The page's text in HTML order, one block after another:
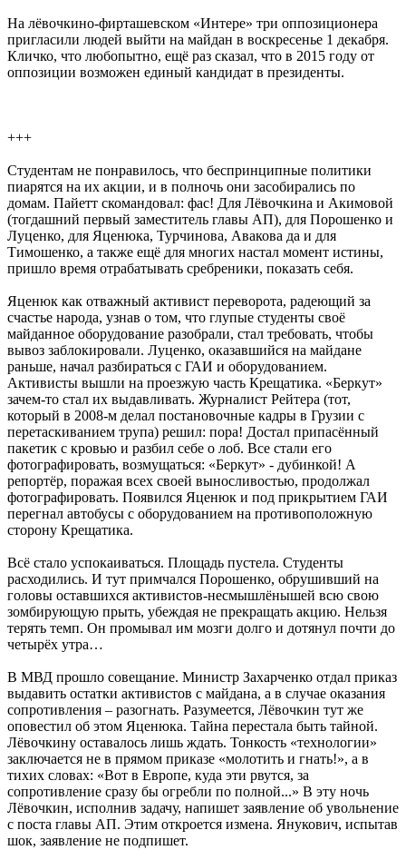
На лёвочкино-фирташевском «Интере» три оппозиционера
пригласили людей выйти на майдан в воскресенье 1 декабря.
Кличко, что любопытно, ещё раз сказал, что в 2015 году от
оппозиции возможен единый кандидат в президенты.
+++
Студентам не понравилось, что беспринципные политики
пиарятся на их акции, и в полночь они засобирались по
домам. Пайетт скомандовал: фас! Для Лёвочкина и Акимовой
(тогдашний первый заместитель главы АП), для Порошенко и
Луценко, для Яценюка, Турчинова, Авакова да и для
Тимошенко, а также ещё для многих настал момент истины,
пришло время отрабатывать сребреники, показать себя.
Яценюк как отважный активист переворота, радеющий за
счастье народа, узнав о том, что глупые студенты своё
майданное оборудование разобрали, стал требовать, чтобы
вывоз заблокировали. Луценко, оказавшийся на майдане
раньше, начал разбираться с ГАИ и оборудованием.
Активисты вышли на проезжую часть Крещатика. «Беркут»
зачем-то стал их выдавливать. Журналист Рейтера (тот,
который в 2008-м делал постановочные кадры в Грузии с
перетаскиванием трупа) решил: пора! Достал припасённый
пакетик с кровью и разбил себе о лоб. Все стали его
фотографировать, возмущаться: «Беркут» - дубинкой! А
репортёр, поражая всех своей выносливостью, продолжал
фотографировать. Появился Яценюк и под прикрытием ГАИ
перегнал автобусы с оборудованием на противоположную
сторону Крещатика.
Всё стало успокаиваться. Площадь пустела. Студенты
расходились. И тут примчался Порошенко, обрушивший на
головы оставшихся активистов-несмышлёнышей всю свою
зомбирующую прыть, убеждая не прекращать акцию. Нельзя
терять темп. Он промывал им мозги долго и дотянул почти до
четырёх утра…
В МВД прошло совещание. Министр Захарченко отдал приказ
выдавить остатки активистов с майдана, а в случае оказания
сопротивления – разогнать. Разумеется, Лёвочкин тут же
оповестил об этом Яценюка. Тайна перестала быть тайной.
Лёвочкину оставалось лишь ждать. Тонкость «технологии»
заключается не в прямом приказе «молотить и гнать!», а в
тихих словах: «Вот в Европе, куда эти рвутся, за
сопротивление сразу бы огребли по полной...» В эту ночь
Лёвочкин, исполнив задачу, напишет заявление об увольнение
с поста главы АП. Этим откроется измена. Янукович, испытав
шок, заявление не подпишет.